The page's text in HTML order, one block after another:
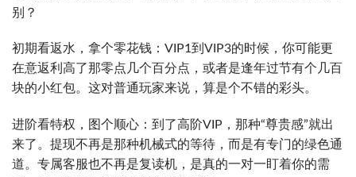
别？
初期看返水，拿个零花钱：VIP1到VIP3的时候，你可能更
在意返利高了那零点几个百分点，或者是逢年过节有个几百
块的小红包。这对普通玩家来说，算是个不错的彩头。
进阶看特权，图个顺心：到了高阶VIP，那种“尊贵感”就出
来了。提现不再是那种机械式的等待，而是有专门的绿色通
道。专属客服也不再是复读机，是真的一对一盯着你的需